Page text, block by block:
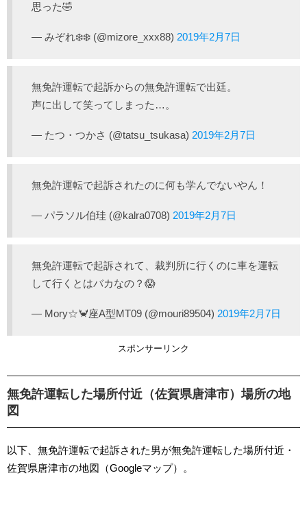
思った🤣
— みぞれ❄️❄️ (@mizore_xxx88) 2019年2月7日
無免許運転で起訴からの無免許運転で出廷。
声に出して笑ってしまった…。
— たつ・つかさ (@tatsu_tsukasa) 2019年2月7日
無免許運転で起訴されたのに何も学んでないやん！
— パラソル伯珪 (@kalra0708) 2019年2月7日
無免許運転で起訴されて、裁判所に行くのに車を運転
して行くとはバカなの？😱
— Mory☆🦀座A型MT09 (@mouri89504) 2019年2月7日
スポンサーリンク
無免許運転した場所付近（佐賀県唐津市）場所の地
図
以下、無免許運転で起訴された男が無免許運転した場所付近・
佐賀県唐津市の地図（Googleマップ）。